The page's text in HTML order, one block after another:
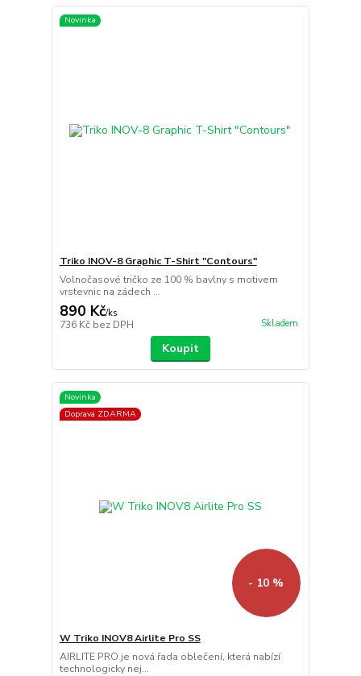
Novinka
Triko INOV-8 Graphic T-Shirt "Contours"
Volnočasové tričko ze 100 % bavlny s motivem
vrstevnic na zádech ...
890 Kč/ks
736 Kč bez DPH Skladem
Koupit
Novinka
Doprava ZDARMA
- 10 %
W Triko INOV8 Airlite Pro SS
AIRLITE PRO je nová řada oblečení, která nabízí
technologicky nej...